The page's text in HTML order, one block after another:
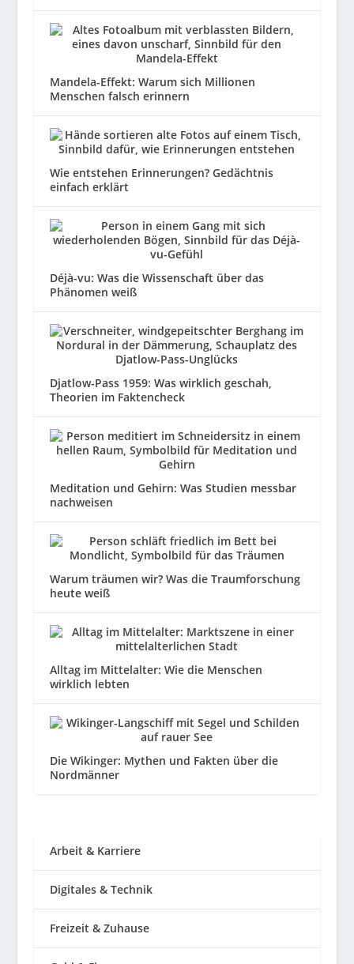
Mandela-Effekt: Warum sich Millionen
Menschen falsch erinnern
Wie entstehen Erinnerungen? Gedächtnis
einfach erklärt
Déjà-vu: Was die Wissenschaft über das
Phänomen weiß
Djatlow-Pass 1959: Was wirklich geschah,
Theorien im Faktencheck
Meditation und Gehirn: Was Studien messbar
nachweisen
Warum träumen wir? Was die Traumforschung
heute weiß
Alltag im Mittelalter: Wie die Menschen
wirklich lebten
Die Wikinger: Mythen und Fakten über die
Nordmänner
Arbeit & Karriere
Digitales & Technik
Freizeit & Zuhause